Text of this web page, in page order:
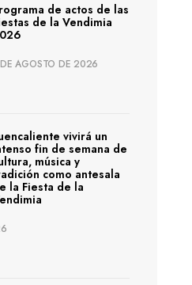
de actos de las
de la Vendimia
AGOSTO DE 2026
vivirá un
fin de semana de
música y
como antesala
la Fiesta de la